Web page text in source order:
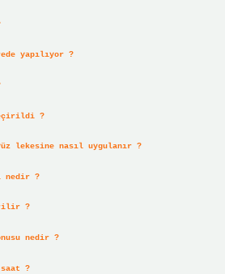
yapılıyor ?
?
lekesine nasıl uygulanır ?
nedir ?
?
nedir ?
?